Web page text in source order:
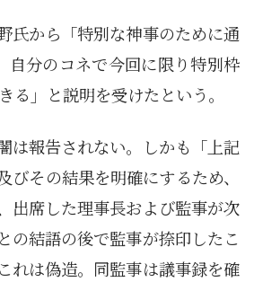
氏から「特別な神事のために通
自分のコネで今回に限り特別枠
る」と説明を受けたという。
は報告されない。しかも「上記
びその結果を明確にするため、
出席した理事長および監事が次
の結語の後で監事が捺印したこ
れは偽造。同監事は議事録を確